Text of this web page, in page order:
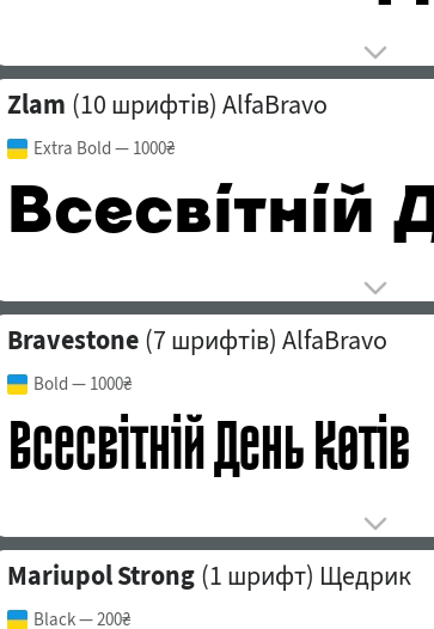
Zlam (10 шрифтів) AlfaBravo
Extra Bold — 1000₴
Bravestone (7 шрифтів) AlfaBravo
Bold — 1000₴
Mariupol Strong (1 шрифт) Щедрик
Black— 200₴